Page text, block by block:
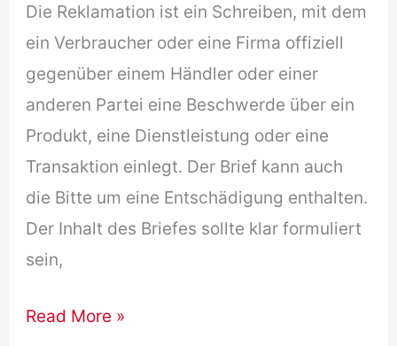
Die Reklamation ist ein Schreiben, mit dem
ein Verbraucher oder eine Firma offiziell
gegenüber einem Händler oder einer
anderen Partei eine Beschwerde über ein
Produkt, eine Dienstleistung oder eine
Transaktion einlegt. Der Brief kann auch
die Bitte um eine Entschädigung enthalten.
Der Inhalt des Briefes sollte klar formuliert
sein,
Reklamation
Read More »